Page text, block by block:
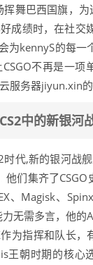
挥舞巴西国旗，
成绩时，在社交
为kennyS的每一
不再是一项
服务器jiyun.xin的
中的新银河
时代,新的银河战
他们集齐了CSGO
、Magisk、
无需多言，他的
作为指挥和队长
王朝时期的核心